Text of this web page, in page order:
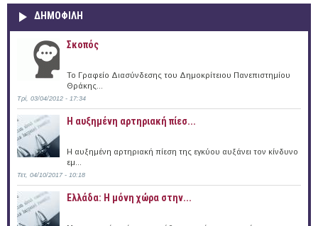
ΔΗΜΟΦΙΛΗ
Σκοπός
Το Γραφείο Διασύνδεσης του Δημοκρίτειου Πανεπιστημίου
Θράκης...
Τρί, 03/04/2012 - 17:34
Η αυξημένη αρτηριακή πίεσ...
Η αυξημένη αρτηριακή πίεση της εγκύου αυξάνει τον κίνδυνο
εμ...
Τετ, 04/10/2017 - 10:18
Ελλάδα: Η μόνη χώρα στην...